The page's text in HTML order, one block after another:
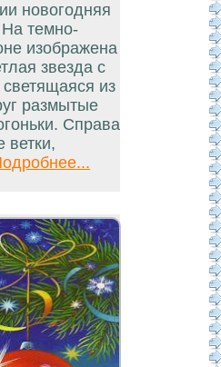
новогодняя
На темно-
изображена
звезда с
из
размытые
Справа
ветки,